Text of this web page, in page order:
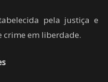
pela justiça e
crime em liberdade.